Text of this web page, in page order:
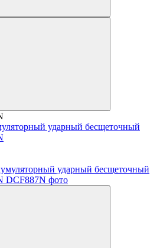
ударный бесщеточный